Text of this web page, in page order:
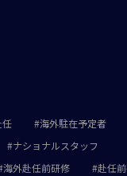
任
海外駐在予定者
ナショナルスタッフ
海外赴任前研修
赴任